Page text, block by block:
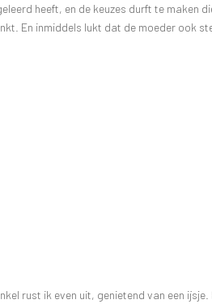
heeft, en de keuzes durft te maken
En inmiddels lukt dat de moeder ook
rust ik even uit, genietend van een